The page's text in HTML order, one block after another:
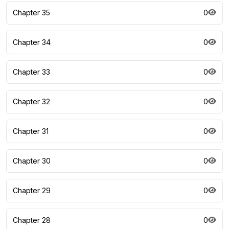
Chapter 35 0
Chapter 34 0
Chapter 33 0
Chapter 32 0
Chapter 31 0
Chapter 30 0
Chapter 29 0
Chapter 28 0